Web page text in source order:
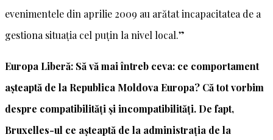
evenimentele din aprilie 2009 au arătat incapacitatea de a
gestiona situația cel puțin la nivel local.”
Europa Liberă: Să vă mai întreb ceva: ce comportament
așteaptă de la Republica Moldova Europa? Că tot vorbim
despre compatibilități și incompatibilități. De fapt,
Bruxelles-ul ce așteaptă de la administrația de la